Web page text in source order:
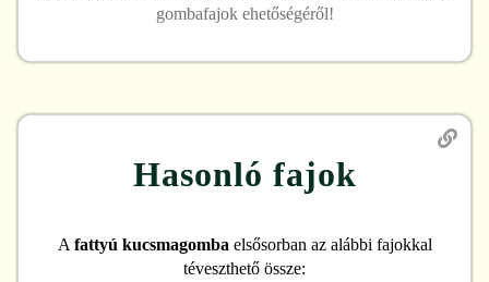
gombafajok ehetőségéről!
Hasonló fajok
A fattyú kucsmagomba elsősorban az alábbi fajokkal
téveszthető össze: